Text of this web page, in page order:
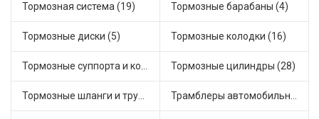
Тормозная система (19) Тормозные барабаны (4)
Тормозные диски (5) Тормозные колодки (16)
Тормозные суппорта и комплектующие (3) Тормозные цилиндры (28)
Тормозные шланги и трубки (7) Трамблеры автомобильные (18)